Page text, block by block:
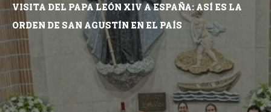
VISITA DEL PAPA LEÓN XIV A ESPAÑA: ASÍ ES LA
ORDEN DE SAN AGUSTÍN EN EL PAÍS